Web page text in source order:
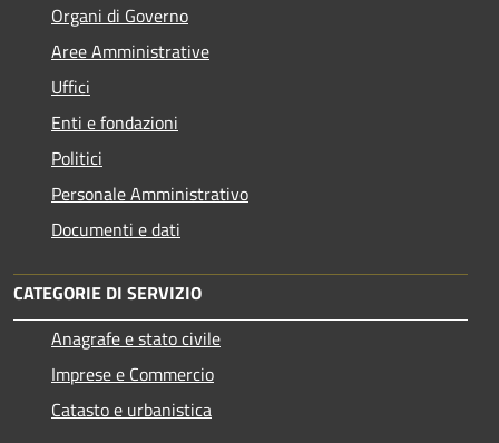
Organi di Governo
Aree Amministrative
Uffici
Enti e fondazioni
Politici
Personale Amministrativo
Documenti e dati
CATEGORIE DI SERVIZIO
Anagrafe e stato civile
Imprese e Commercio
Catasto e urbanistica